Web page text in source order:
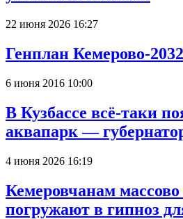
22 июня 2026 16:27
Генплан Кемерово-2032
6 июня 2016 10:00
В Кузбассе всё-таки
аквапарк —
4 июня 2026 16:19
Кемеровчанам
погружают в гипноз